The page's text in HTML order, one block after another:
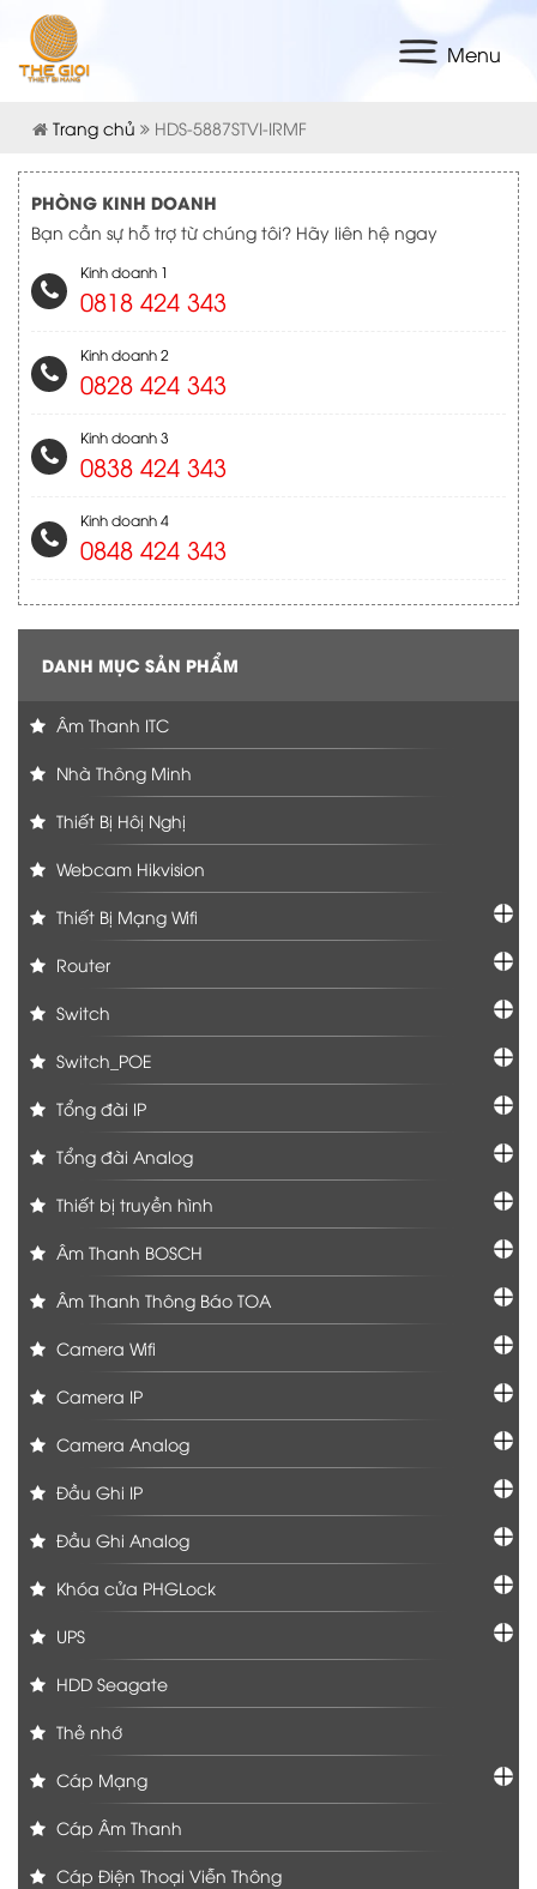
Menu
Trang chủ HDS-5887STVI-IRMF
PHÒNG KINH DOANH
Bạn cần sự hỗ trợ từ chúng tôi? Hãy liên hệ ngay
Kinh doanh 1
0818 424 343
Kinh doanh 2
0828 424 343
Kinh doanh 3
0838 424 343
Kinh doanh 4
0848 424 343
DANH MỤC SẢN PHẨM
Âm Thanh ITC
Nhà Thông Minh
Thiết Bị Hôị Nghị
Webcam Hikvision
Thiết Bị Mạng Wifi
Router
Switch
Switch_POE
Tổng đài IP
Tổng đài Analog
Thiết bị truyền hình
Âm Thanh BOSCH
Âm Thanh Thông Báo TOA
Camera Wifi
Camera IP
Camera Analog
Đầu Ghi IP
Đầu Ghi Analog
Khóa cửa PHGLock
UPS
HDD Seagate
Thẻ nhớ
Cáp Mạng
Cáp Âm Thanh
Cáp Điện Thoại Viễn Thông